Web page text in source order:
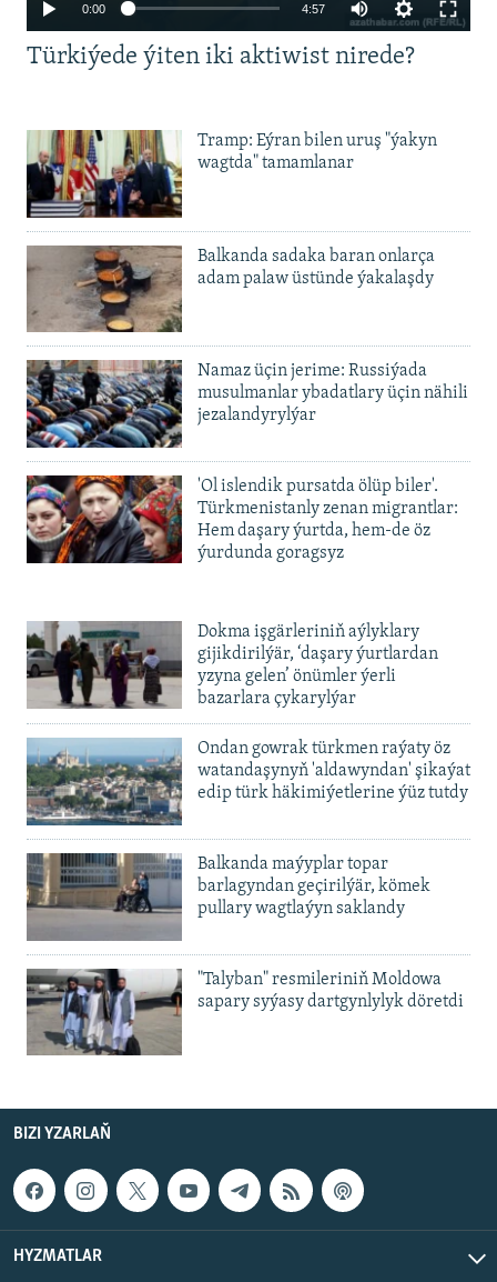
0:00 4:57
240p
Türkiýede ýiten iki aktiwist nirede?
Tramp: Eýran bilen uruş "ýakyn
wagtda" tamamlanar
Balkanda sadaka baran onlarça
adam palaw üstünde ýakalaşdy
Namaz üçin jerime: Russiýada
musulmanlar ybadatlary üçin nähili
jezalandyrylýar
'Ol islendik pursatda ölüp biler'.
Türkmenistanly zenan migrantlar:
Hem daşary ýurtda, hem-de öz
ýurdunda goragsyz
Dokma işgärleriniň aýlyklary
gijikdirilýär, ‘daşary ýurtlardan
yzyna gelen’ önümler ýerli
bazarlara çykarylýar
Ondan gowrak türkmen raýaty öz
watandaşynyň 'aldawyndan' şikaýat
edip türk häkimiýetlerine ýüz tutdy
Balkanda maýyplar topar
barlagyndan geçirilýär, kömek
pullary wagtlaýyn saklandy
"Talyban" resmileriniň Moldowa
sapary syýasy dartgynlylyk döretdi
BIZI YZARLAŇ
HYZMATLAR